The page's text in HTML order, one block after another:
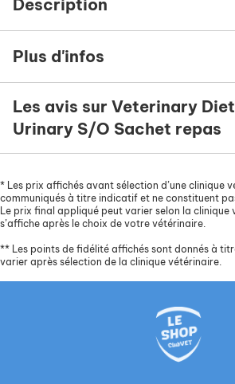
Description
Plus d'infos
Les avis sur Veterinary
Urinary S/O Sachet repas
* Les prix affichés avant sélection d’une clinique
communiqués à titre indicatif et ne constituent
Le prix final appliqué peut varier selon la clinique
s’affiche après le choix de votre vétérinaire.
** Les points de fidélité affichés sont donnés à
varier après sélection de la clinique vétérinaire.